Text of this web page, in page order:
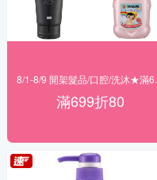
滿699折80